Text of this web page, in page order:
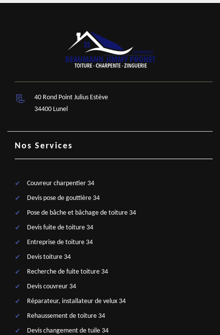
40 Rond Point Julius Estève
34400 Lunel
Nos Services
Couvreur charpentier 34
Devis pose de gouttière 34
Pose de bâche et bâchage de toiture 34
Devis fuite de toiture 34
Entreprise de toiture 34
Devis toiture 34
Recherche de fuite toiture 34
Devis couvreur 34
Réparateur, installateur de velux 34
Rehaussement de toiture 34
Devis changement de tuile 34